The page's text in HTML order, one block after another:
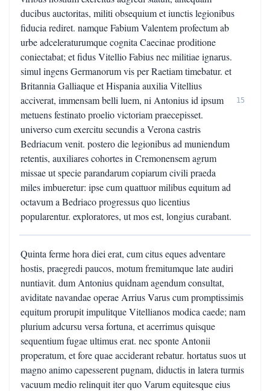
ducibus auctoritas, militi obsequium et iunctis legionibus
fiducia rediret. namque Fabium Valentem profectum ab
urbe adceleraturumque cognita Caecinae proditione
coniectabat; et fidus Vitellio Fabius nec militiae ignarus.
simul ingens Germanorum vis per Raetiam timebatur. et
Britannia Galliaque et Hispania auxilia Vitellius
acciverat, immensam belli luem, ni Antonius id ipsum
metuens festinato proelio victoriam praecepisset.
universo cum exercitu secundis a Verona castris
Bedriacum venit. postero die legionibus ad muniendum
retentis, auxiliares cohortes in Cremonensem agrum
missae ut specie parandarum copiarum civili praeda
miles imbueretur: ipse cum quattuor milibus equitum ad
octavum a Bedriaco progressus quo licentius
popularentur. exploratores, ut mos est, longius curabant.
15
Quinta ferme hora diei erat, cum citus eques adventare
hostis, praegredi paucos, motum fremitumque late audiri
nuntiavit. dum Antonius quidnam agendum consultat,
aviditate navandae operae Arrius Varus cum promptissimis
equitum prorupit impulitque Vitellianos modica caede; nam
plurium adcursu versa fortuna, et acerrimus quisque
sequentium fugae ultimus erat. nec sponte Antonii
properatum, et fore quae acciderant rebatur. hortatus suos ut
magno animo capesserent pugnam, diductis in latera turmis
vacuum medio relinquit iter quo Varum equitesque eius